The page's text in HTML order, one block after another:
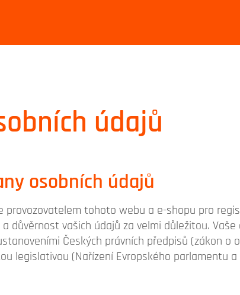
údajů
osobních údajů
provozovatelem tohoto webu a e-shopu pro
důvěrnost vašich údajů za velmi důležitou.
Českých právních předpisů (zákon o
legislativou (Nařízení Evropského parlamentu a